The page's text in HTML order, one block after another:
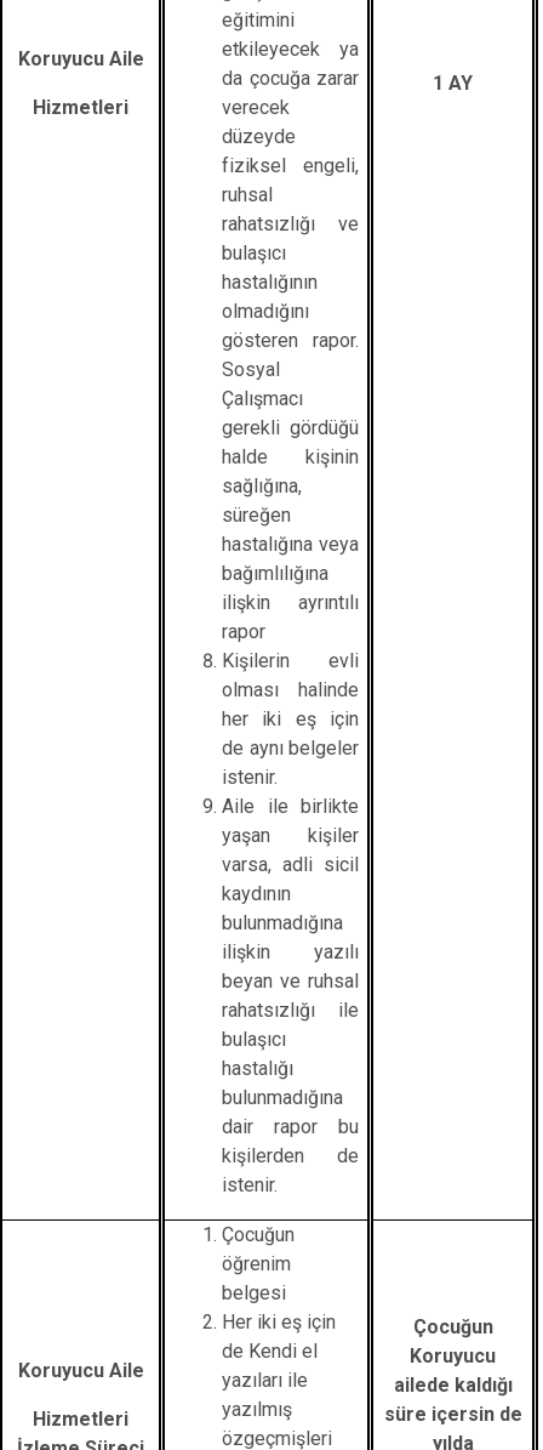
Koruyucu Aile
Hizmetleri
eğitimini
etkileyecek ya
da çocuğa zarar
verecek
düzeyde
fiziksel engeli,
ruhsal
rahatsızlığı ve
bulaşıcı
hastalığının
olmadığını
gösteren rapor.
Sosyal
Çalışmacı
gerekli gördüğü
halde kişinin
sağlığına,
süreğen
hastalığına veya
bağımlılığına
ilişkin ayrıntılı
rapor
Kişilerin evli
olması halinde
her iki eş için
de aynı belgeler
istenir.
Aile ile birlikte
yaşan kişiler
varsa, adli sicil
kaydının
bulunmadığına
ilişkin yazılı
beyan ve ruhsal
rahatsızlığı ile
bulaşıcı
hastalığı
bulunmadığına
dair rapor bu
kişilerden de
istenir.
1 AY
Koruyucu Aile
Hizmetleri
Çocuğun
öğrenim
belgesi
Her iki eş için
de Kendi el
yazıları ile
yazılmış
özgeçmişleri
Çocuğun
Koruyucu
ailede kaldığı
süre içersin de
yılda